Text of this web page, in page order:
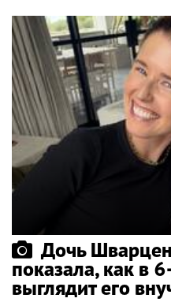
Дочь
показала, как в
выглядит его